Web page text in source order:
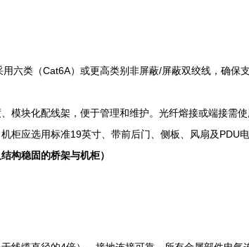
六类（Cat6A）或更高类别非屏蔽/屏蔽双绞线，确
模块化配线架，便于管理和维护。光纤熔接或端接需
柜应选用标准19英寸、带前后门、侧板、风扇及PDU
构稳固的桥架与机柜）